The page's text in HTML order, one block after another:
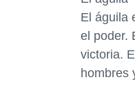
El águila
el poder.
victoria.
hombres